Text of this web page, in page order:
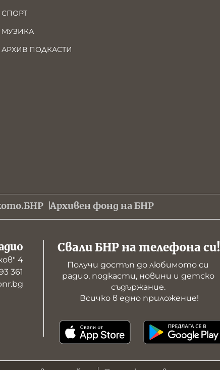
СПОРТ
МУЗИКА
АРХИВ ПОДКАСТИ
Архивен фонд на БНР
4
361
Свали БНР на телефона си!
Получи достъп до любимото си
радио, подкасти, новини и детско
съдържание.
Всичко в едно приложение!